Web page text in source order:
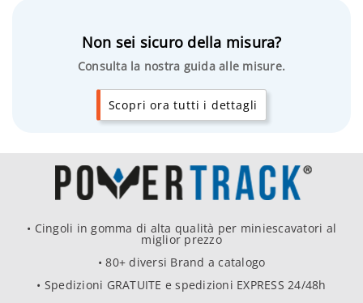
Non sei sicuro della misura?
Consulta la nostra guida alle misure.
Scopri ora tutti i dettagli
• Cingoli in gomma di alta qualità per miniescavatori al
miglior prezzo
• 80+ diversi Brand a catalogo
• Spedizioni GRATUITE e spedizioni EXPRESS 24/48h